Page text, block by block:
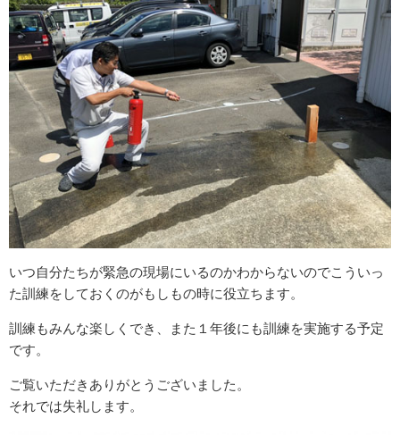
いつ自分たちが緊急の現場にいるのかわからないのでこういっ
た訓練をしておくのがもしもの時に役立ちます。
訓練 もみんな楽しくでき、また１年後にも訓練を実施する予定
です。
ご覧いただきありがとうございました。
それでは失礼します。